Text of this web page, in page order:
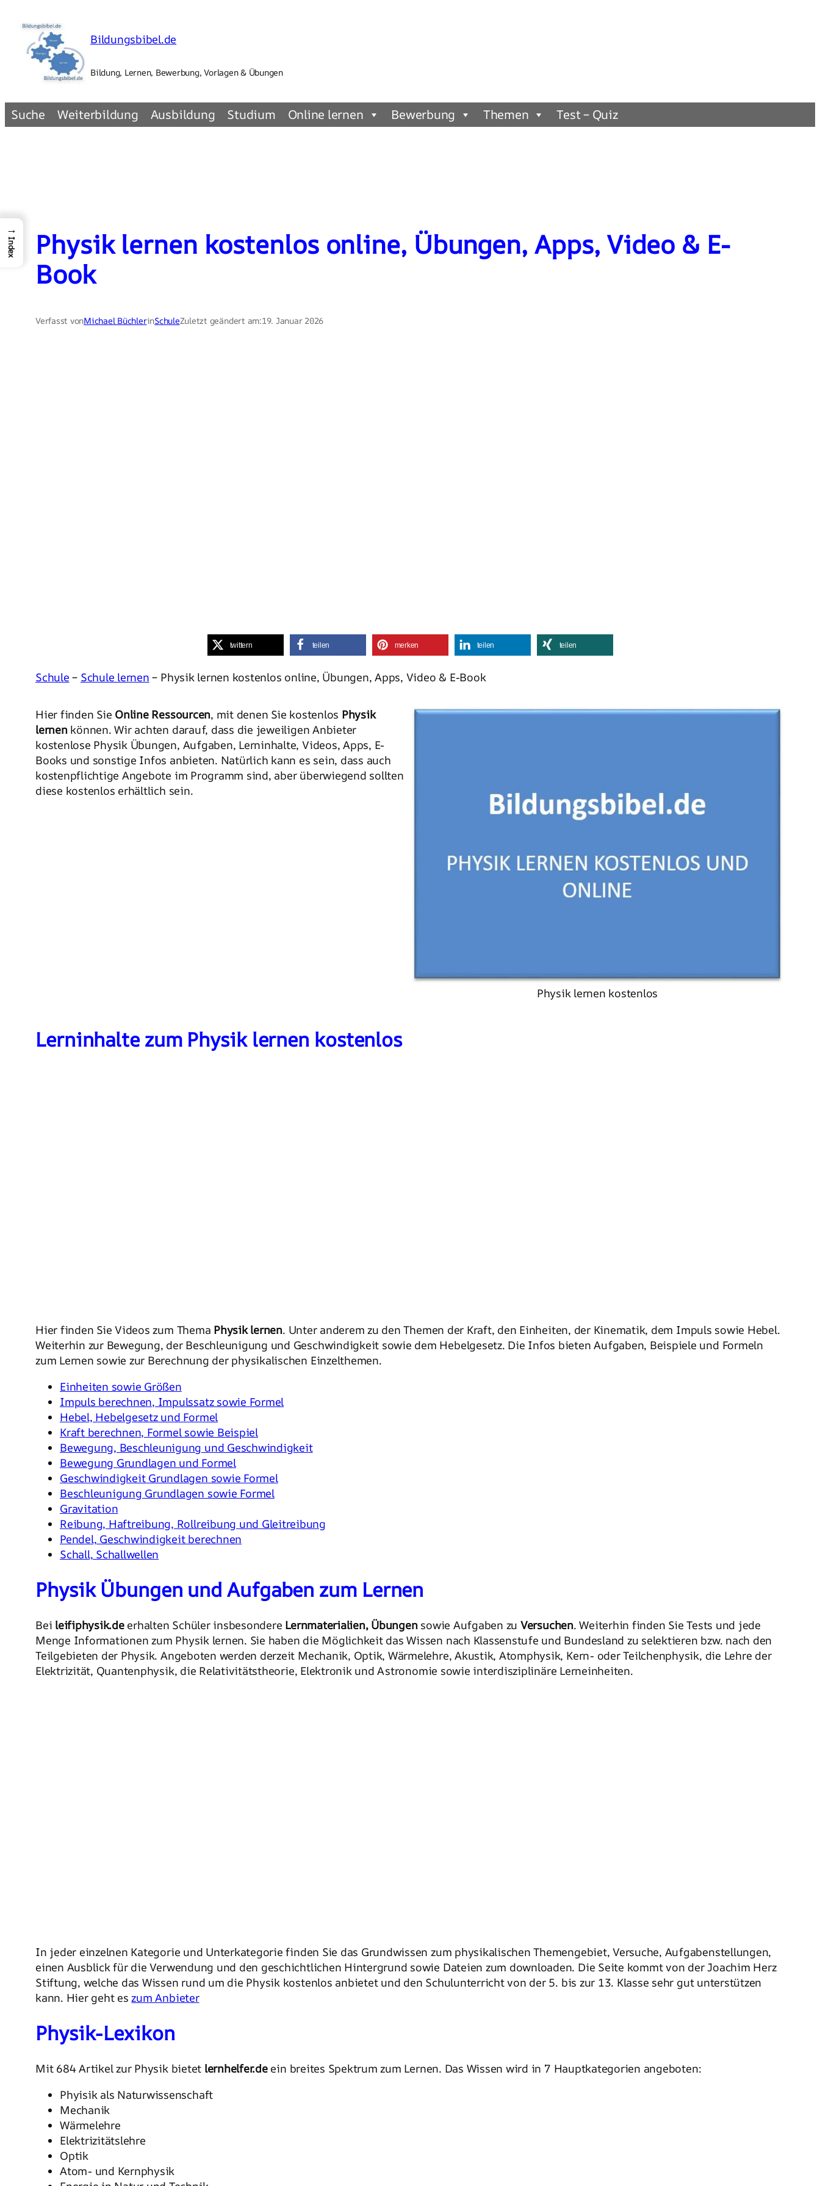
Inhalt
springen
Bildungsbibel.de
Bildung, Lernen, Bewerbung, Vorlagen & Übungen
Suche Weiterbildung Ausbildung Studium Online lernen Bewerbung Themen Test – Quiz
Physik lernen kostenlos online, Übungen, Apps, Video & E-
Book
Verfasst vonMichael BüchlerinSchuleZuletzt geändert am:19. Januar 2026
twittern teilen merken teilen teilen
Schule – Schule lernen – Physik lernen kostenlos online, Übungen, Apps, Video & E-Book
Hier finden Sie Online Ressourcen, mit denen Sie kostenlos Physik
lernenkönnen. Wir achten darauf, dass die jeweiligen Anbieter
kostenlose Physik Übungen, Aufgaben, Lerninhalte, Videos, Apps, E-
Books und sonstige Infos anbieten. Natürlich kann es sein, dass auch
kostenpflichtige Angebote im Programm sind, aber überwiegend sollten
diese kostenlos erhältlich sein.
Physik lernen kostenlos
Lerninhalte zum Physik lernen kostenlos
Hier finden Sie Videos zum Thema Physik lernen. Unter anderem zu den Themen der Kraft, den Einheiten, der Kinematik, dem Impuls sowie Hebel.
Weiterhin zur Bewegung, der Beschleunigung und Geschwindigkeit sowie dem Hebelgesetz. Die Infos bieten Aufgaben, Beispiele und Formeln
zum Lernen sowie zur Berechnung der physikalischen Einzelthemen.
Einheiten sowie Größen
Impuls berechnen, Impulssatz sowie Formel
Hebel, Hebelgesetz und Formel
Kraft berechnen, Formel sowie Beispiel
Bewegung, Beschleunigung und Geschwindigkeit
Bewegung Grundlagen und Formel
Geschwindigkeit Grundlagen sowie Formel
Beschleunigung Grundlagen sowie Formel
Gravitation
Reibung, Haftreibung, Rollreibung und Gleitreibung
Pendel, Geschwindigkeit berechnen
Schall, Schallwellen
Physik Übungen und Aufgaben zum Lernen
Bei leifiphysik.deerhalten Schüler insbesondere Lernmaterialien, Übungensowie Aufgaben zu Versuchen. Weiterhin finden Sie Tests und jede
Menge Informationen zum Physik lernen. Sie haben die Möglichkeit das Wissen nach Klassenstufe und Bundesland zu selektieren bzw. nach den
Teilgebieten der Physik. Angeboten werden derzeit Mechanik, Optik, Wärmelehre, Akustik, Atomphysik, Kern- oder Teilchenphysik, die Lehre der
Elektrizität, Quantenphysik, die Relativitätstheorie, Elektronik und Astronomie sowie interdisziplinäre Lerneinheiten.
In jeder einzelnen Kategorie und Unterkategorie finden Sie das Grundwissen zum physikalischen Themengebiet, Versuche, Aufgabenstellungen,
einen Ausblick für die Verwendung und den geschichtlichen Hintergrund sowie Dateien zum downloaden. Die Seite kommt von der Joachim Herz
Stiftung, welche das Wissen rund um die Physik kostenlos anbietet und den Schulunterricht von der 5. bis zur 13. Klasse sehr gut unterstützen
kann. Hier geht eszum Anbieter
Physik-Lexikon
Mit 684 Artikel zur Physik bietet lernhelfer.deein breites Spektrum zum Lernen. Das Wissen wird in 7 Hauptkategorien angeboten:
Phyisik als Naturwissenschaft
Mechanik
Wärmelehre
Elektrizitätslehre
Optik
Atom- und Kernphysik
→
Index